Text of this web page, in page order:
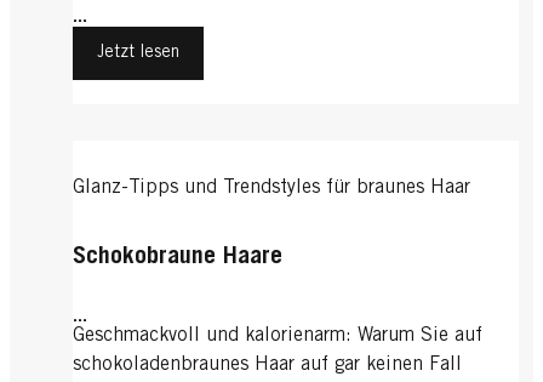
...
Jetzt lesen
Glanz-Tipps und Trendstyles für braunes Haar
Schokobraune Haare
...
Geschmackvoll und kalorienarm: Warum Sie auf
schokoladenbraunes Haar auf gar keinen Fall